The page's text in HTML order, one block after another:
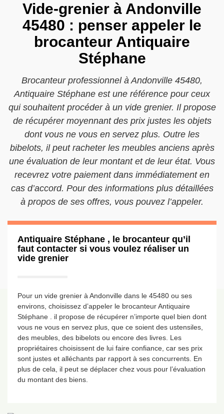
Vide-grenier à Andonville
45480 : penser appeler le
brocanteur Antiquaire
Stéphane
Brocanteur professionnel à Andonville 45480,
Antiquaire Stéphane est une référence pour ceux
qui souhaitent procéder à un vide grenier. Il propose
de récupérer moyennant des prix justes les objets
dont vous ne vous en servez plus. Outre les
bibelots, il peut racheter les meubles anciens après
une évaluation de leur montant et de leur état. Vous
recevrez votre paiement dans immédiatement en
cas d’accord. Pour des informations plus détaillées
à propos de ses offres, vous pouvez l’appeler.
Antiquaire Stéphane , le brocanteur qu’il
faut contacter si vous voulez réaliser un
vide grenier
Pour un vide grenier à Andonville dans le 45480 ou ses
environs, choisissez d’appeler le brocanteur Antiquaire
Stéphane . il propose de récupérer n’importe quel bien dont
vous ne vous en servez plus, que ce soient des ustensiles,
des meubles, des bibelots ou encore des livres. Les
propriétaires choisissent de lui faire confiance, car ses prix
sont justes et alléchants par rapport à ses concurrents. En
plus de cela, il peut se déplacer chez vous pour l’évaluation
du montant des biens.